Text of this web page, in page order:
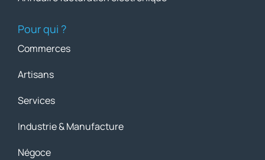
Pour qui ?
Commerces
Artisans
Services
Industrie & Manufacture
Négoce